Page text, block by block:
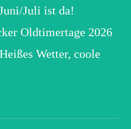
Juli ist da!
Oldtimertage 2026
Wetter, coole